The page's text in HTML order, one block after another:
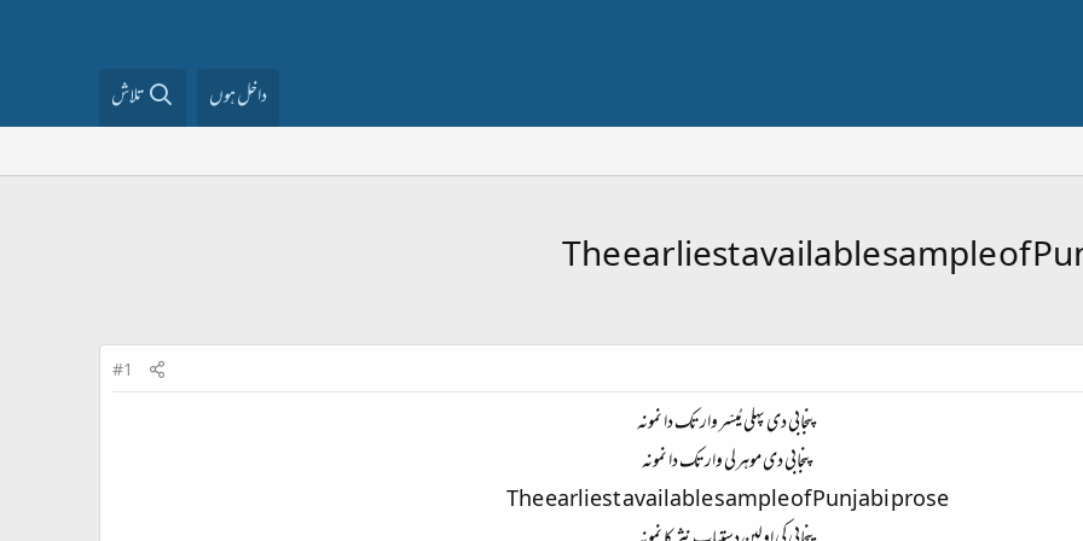
داخل ہوں تلاش
#1
پنجابی دی پہلی مُیسّر وارتک دا نمونہ
پنجابی دی موہرلی وارتک دا نمونہ
The earliest available sample of Punjabi prose